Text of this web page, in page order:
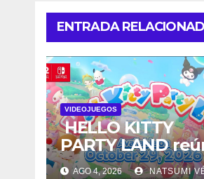
ENTRADA
VIDEOJUEGOS
HELLO KITTY
PARTY LAND
a todos tus
AGO 4, 2026 NATSUMI